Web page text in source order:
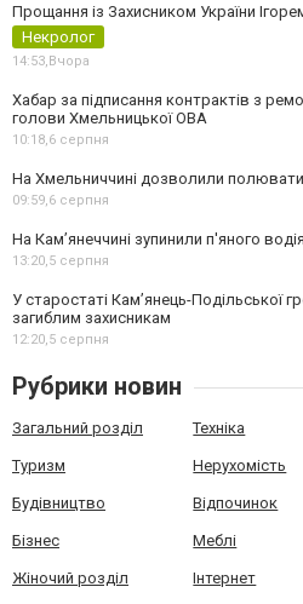
Прощання із Захисником України
Некролог
14:53,Вчора
Хабар за підписання контрактів з
голови Хмельницької ОВА
10:18,6 серпня
На Хмельниччині дозволили
09:59,6 серпня
На Камʼянеччині зупинили п'яного
13:20,5 серпня
У старостаті Кам’янець-Подільської
загиблим захисникам
12:20,5 серпня
Рубрики новин
Загальний розділ Техніка
Туризм Нерухомість
Будівництво Відпочинок
Бізнес Меблі
Жіночий розділ Інтернет